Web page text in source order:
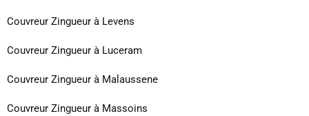
Couvreur Zingueur à Levens
Couvreur Zingueur à Luceram
Couvreur Zingueur à Malaussene
Couvreur Zingueur à Massoins